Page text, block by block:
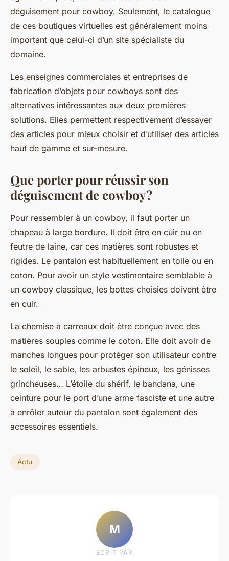
déguisement pour cowboy. Seulement, le catalogue
de ces boutiques virtuelles est généralement moins
important que celui-ci d’un site spécialiste du
domaine.
Les enseignes commerciales et entreprises de
fabrication d’objets pour cowboys sont des
alternatives intéressantes aux deux premières
solutions. Elles permettent respectivement d’essayer
des articles pour mieux choisir et d’utiliser des articles
haut de gamme et sur-mesure.
Que porter pour réussir son
déguisement de cowboy ?
Pour ressembler à un cowboy, il faut porter un
chapeau à large bordure. Il doit être en cuir ou en
feutre de laine, car ces matières sont robustes et
rigides. Le pantalon est habituellement en toile ou en
coton. Pour avoir un style vestimentaire semblable à
un cowboy classique, les bottes choisies doivent être
en cuir.
La chemise à carreaux doit être conçue avec des
matières souples comme le coton. Elle doit avoir de
manches longues pour protéger son utilisateur contre
le soleil, le sable, les arbustes épineux, les génisses
grincheuses… L’étoile du shérif, le bandana, une
ceinture pour le port d’une arme fasciste et une autre
à enrôler autour du pantalon sont également des
accessoires essentiels.
Actu
M
ECRIT PAR